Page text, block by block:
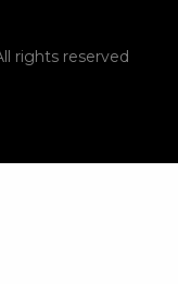
rights reserved